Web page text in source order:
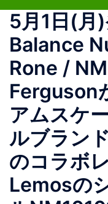
ス
5月1日(月
Balance
Rone /
Ferguson
アムスケ
ルブラン
のコラボ
Lemosの